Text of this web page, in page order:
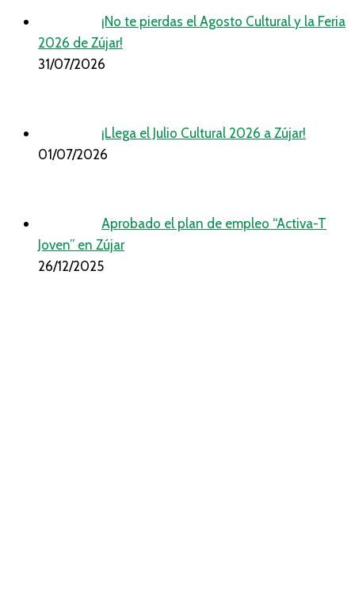
¡No te pierdas el Agosto Cultural y la Feria
2026 de Zújar!
31/07/2026
¡Llega el Julio Cultural 2026 a Zújar!
01/07/2026
Aprobado el plan de empleo “Activa-T
Joven” en Zújar
26/12/2025